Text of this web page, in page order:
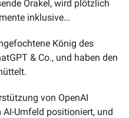
Orakel, wird plötzlich
inklusive…
König des
& Co., und haben den
von OpenAI
Umfeld positioniert, und